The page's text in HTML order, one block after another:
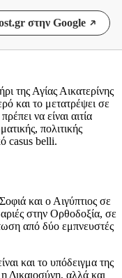
στην Google
της Αγίας Αικατερίνης
και το μετατρέψει σε
να είναι αιτία
πολιτικής
casus belli.
και ο Αιγύπτιος σε
στην Ορθοδοξία, σε
από δύο εμπνευστές
και το υπόδειγμα της
Δικαιοσύνη, αλλά και